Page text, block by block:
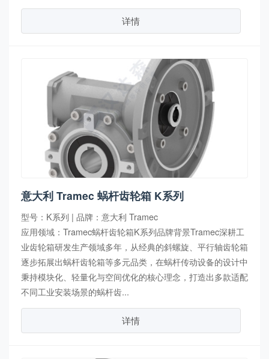
详情
意大利 Tramec 蜗杆齿轮箱 K系列
型号：K系列 | 品牌：意大利 Tramec
应用领域：Tramec蜗杆齿轮箱K系列品牌背景Tramec深耕工
业齿轮箱研发生产领域多年，从经典的斜螺旋、平行轴齿轮箱
逐步拓展出蜗杆齿轮箱等多元品类，在蜗杆传动设备的设计中
秉持模块化、轻量化与空间优化的核心理念，打造出多款适配
不同工业安装场景的蜗杆齿...
详情